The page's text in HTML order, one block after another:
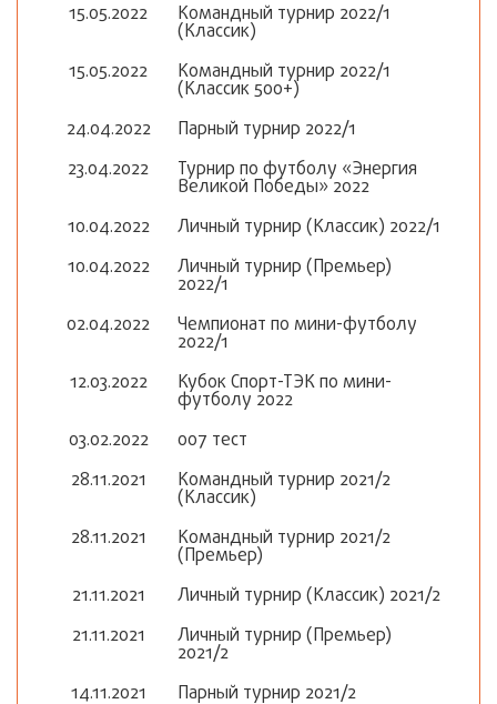
15.05.2022
Командный турнир 2022/1
(Классик)
15.05.2022
Командный турнир 2022/1
(Классик 500+)
24.04.2022
Парный турнир 2022/1
23.04.2022
Турнир по футболу «Энергия
Великой Победы» 2022
10.04.2022
Личный турнир (Классик) 2022/1
10.04.2022
Личный турнир (Премьер)
2022/1
02.04.2022
Чемпионат по мини-футболу
2022/1
12.03.2022
Кубок Спорт-ТЭК по мини-
футболу 2022
03.02.2022
007 тест
28.11.2021
Командный турнир 2021/2
(Классик)
28.11.2021
Командный турнир 2021/2
(Премьер)
21.11.2021
Личный турнир (Классик) 2021/2
21.11.2021
Личный турнир (Премьер)
2021/2
14.11.2021
Парный турнир 2021/2